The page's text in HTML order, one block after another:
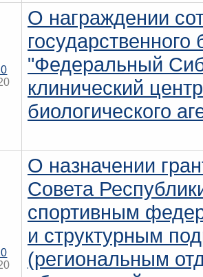
О награждении
"Федеральный
клинический
биологического
О назначении
Совета
спортивным
и структурным
(региональным